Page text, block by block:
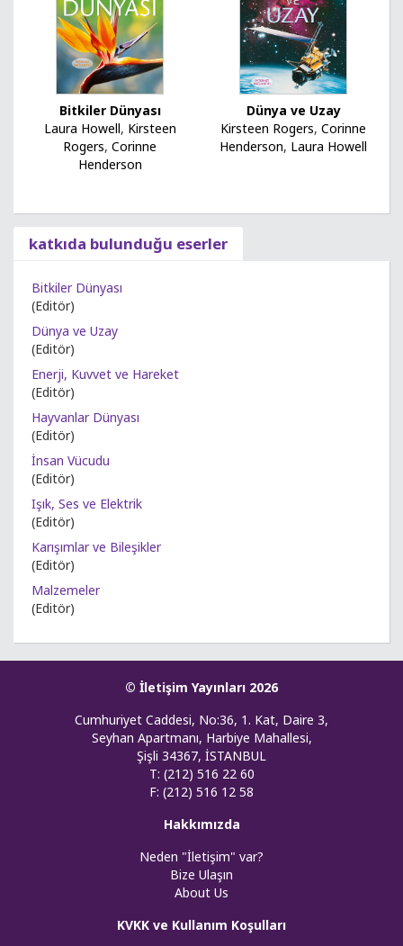
Bitkiler Dünyası
Laura Howell, Kirsteen
Rogers, Corinne
Henderson
Dünya ve Uzay
Kirsteen Rogers, Corinne
Henderson, Laura Howell
katkıda bulunduğu eserler
Bitkiler Dünyası
(Editör)
Dünya ve Uzay
(Editör)
Enerji, Kuvvet ve Hareket
(Editör)
Hayvanlar Dünyası
(Editör)
İnsan Vücudu
(Editör)
Işık, Ses ve Elektrik
(Editör)
Karışımlar ve Bileşikler
(Editör)
Malzemeler
(Editör)
© İletişim Yayınları 2026
Cumhuriyet Caddesi, No:36, 1. Kat, Daire 3,
Seyhan Apartmanı, Harbiye Mahallesi,
Şişli 34367, İSTANBUL
T: (212) 516 22 60
F: (212) 516 12 58
Hakkımızda
Neden "İletişim" var?
Bize Ulaşın
About Us
KVKK ve Kullanım Koşulları